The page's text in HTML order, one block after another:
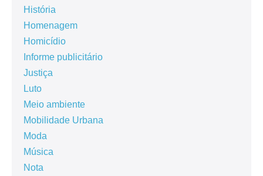
História
Homenagem
Homicídio
Informe publicitário
Justiça
Luto
Meio ambiente
Mobilidade Urbana
Moda
Música
Nota